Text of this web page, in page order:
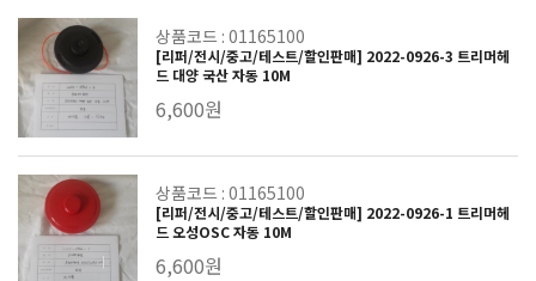
상품코드 : 01165100
[리퍼/전시/중고/테스트/할인판매] 2022-0926-3 트리머헤
드 대양 국산 자동 10M
6,600원
상품코드 : 01165100
[리퍼/전시/중고/테스트/할인판매] 2022-0926-1 트리머헤
드 오성OSC 자동 10M
6,600원